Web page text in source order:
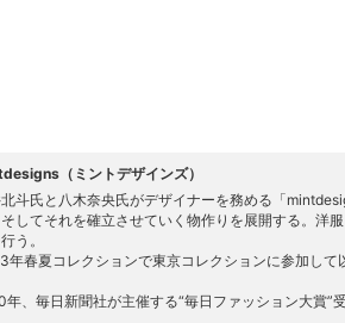
（ミントデザインズ）
斗氏と八木奈央氏がデザイナーを務める「
してそれを確立させていく物作りを展開する。洋
う。
年春夏コレクションで東京コレクションに参加し
年、毎日新聞社が主催する“毎日ファッション大賞”受